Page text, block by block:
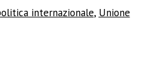
internazionale, Unione